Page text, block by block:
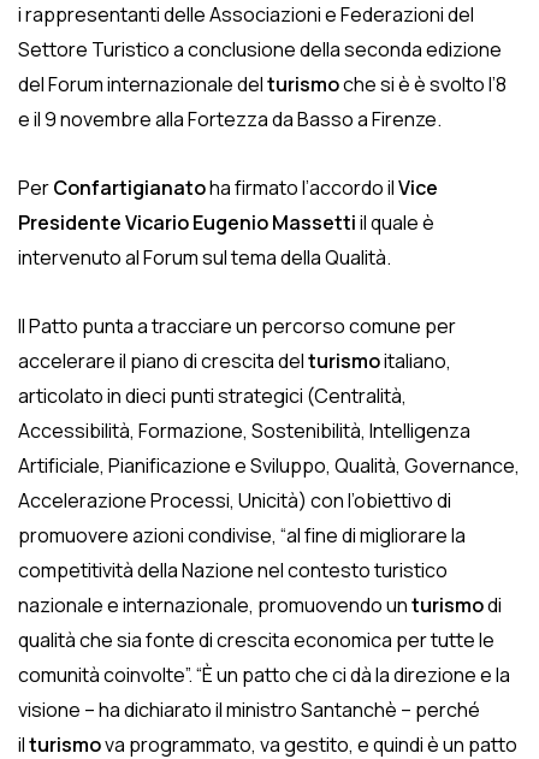
i rappresentanti delle Associazioni e Federazioni del
Settore Turistico a conclusione della seconda edizione
del Forum internazionale delturismoche si è è svolto l’8
e il 9 novembre alla Fortezza da Basso a Firenze.
PerConfartigianatoha firmato l’accordo ilVice
Presidente Vicario Eugenio Massettiil quale è
intervenuto al Forum sul tema della Qualità.
Il Patto punta a tracciare un percorso comune per
accelerare il piano di crescita delturismoitaliano,
articolato in dieci punti strategici (Centralità,
Accessibilità, Formazione, Sostenibilità, Intelligenza
Artificiale, Pianificazione e Sviluppo, Qualità, Governance,
Accelerazione Processi, Unicità) con l’obiettivo di
promuovere azioni condivise, “al fine di migliorare la
competitività della Nazione nel contesto turistico
nazionale e internazionale, promuovendo unturismodi
qualità che sia fonte di crescita economica per tutte le
comunità coinvolte”. “È un patto che ci dà la direzione e la
visione – ha dichiarato il ministro Santanchè – perché
ilturismova programmato, va gestito, e quindi è un patto